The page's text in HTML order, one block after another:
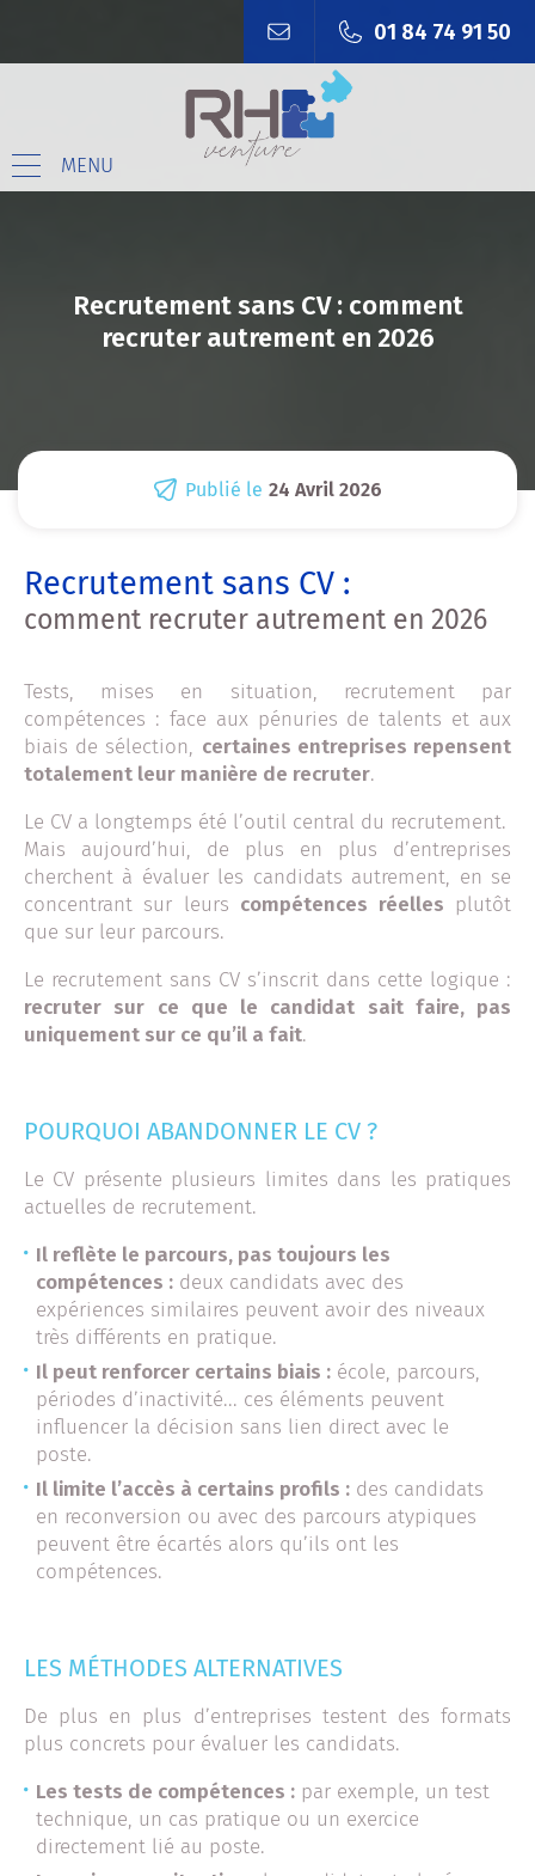
01 84 74 91 50
MENU
Recrutement sans CV : comment
recruter autrement en 2026
Publié le 24 Avril 2026
Recrutement sans CV :
comment recruter autrement en 2026
Tests, mises en situation, recrutement par
compétences : face aux pénuries de talents et aux
biais de sélection, certaines entreprises repensent
totalement leur manière de recruter.
Le CV a longtemps été l’outil central du recrutement.
Mais aujourd’hui, de plus en plus d’entreprises
cherchent à évaluer les candidats autrement, en se
concentrant sur leurs compétences réelles plutôt
que sur leur parcours.
Le recrutement sans CV s’inscrit dans cette logique :
recruter sur ce que le candidat sait faire, pas
uniquement sur ce qu’il a fait.
POURQUOI ABANDONNER LE CV ?
Le CV présente plusieurs limites dans les pratiques
actuelles de recrutement.
Il reflète le parcours, pas toujours les
compétences : deux candidats avec des
expériences similaires peuvent avoir des niveaux
très différents en pratique.
Il peut renforcer certains biais : école, parcours,
périodes d’inactivité... ces éléments peuvent
influencer la décision sans lien direct avec le
poste.
Il limite l’accès à certains profils : des candidats
en reconversion ou avec des parcours atypiques
peuvent être écartés alors qu’ils ont les
compétences.
LES MÉTHODES ALTERNATIVES
De plus en plus d’entreprises testent des formats
plus concrets pour évaluer les candidats.
Les tests de compétences : par exemple, un test
technique, un cas pratique ou un exercice
directement lié au poste.